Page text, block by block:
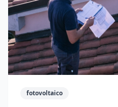
fotovoltaico